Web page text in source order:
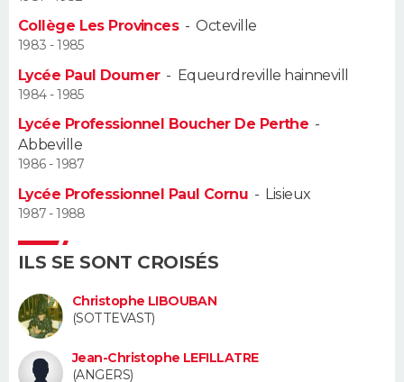
Alimentation
Guide de la santé
Maladies
Médicaments
Sommeil
VOYAGE
Destinations
City break
Voyage nature
Voyage de noces
Forum
Climat
+
PHOTO
GUIDES D'ACHAT
BONS PLANS
CARTE DE VOEUX
Carte de Noël
Carte Bonne année
Carte Saint-Valentin
Carte Pâques
Carte d'anniversaire
PROGRAMME TV
COPAINS D'AVANT
S'inscrire
Se connecter
Lycées
Collèges
Primaires
Universités
Entreprises
Service militaire
Avis de recherche
AVIS DE DÉCÈS
Collège Les Provinces-Octeville
1983 - 1985
Lycée Paul Doumer- Equeurdreville hainnevill
1984 - 1985
Lycée Professionnel Boucher De Perthe -
Abbeville
1986 - 1987
Lycée Professionnel Paul Cornu - Lisieux
1987 - 1988
ILS SE SONT CROISÉS
Christophe LIBOUBAN
(SOTTEVAST)
Jean-Christophe LEFILLATRE
(ANGERS)